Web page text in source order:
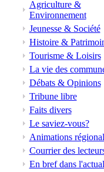
Agriculture &
Environnement
Jeunesse & Société
Histoire &
Tourisme & Loisirs
La vie des
Débats & Opinions
Tribune libre
Faits divers
Le saviez-vous?
Animations
Courrier des
En bref dans